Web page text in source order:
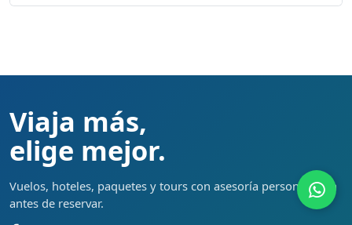
Viaja más,
elige mejor.
Vuelos, hoteles, paquetes y tours con asesoría personalizada
antes de reservar.